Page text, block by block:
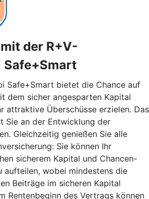
der R+V-
Safe+Smart
Safe+Smart bietet die Chance auf
dem sicher angesparten Kapital
attraktive Überschüsse erzielen. Das
Sie an der Entwicklung der
Gleichzeitig genießen Sie alle
Sie können Ihr
sicherem Kapital und Chancen-
aufteilen, wobei mindestens die
Beiträge im sicheren Kapital
Rentenbeginn des Vertrags können